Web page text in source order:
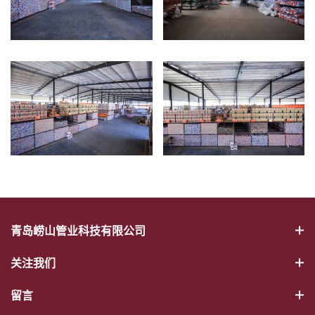
青岛崂山管业科技有限公司
关注我们
留言